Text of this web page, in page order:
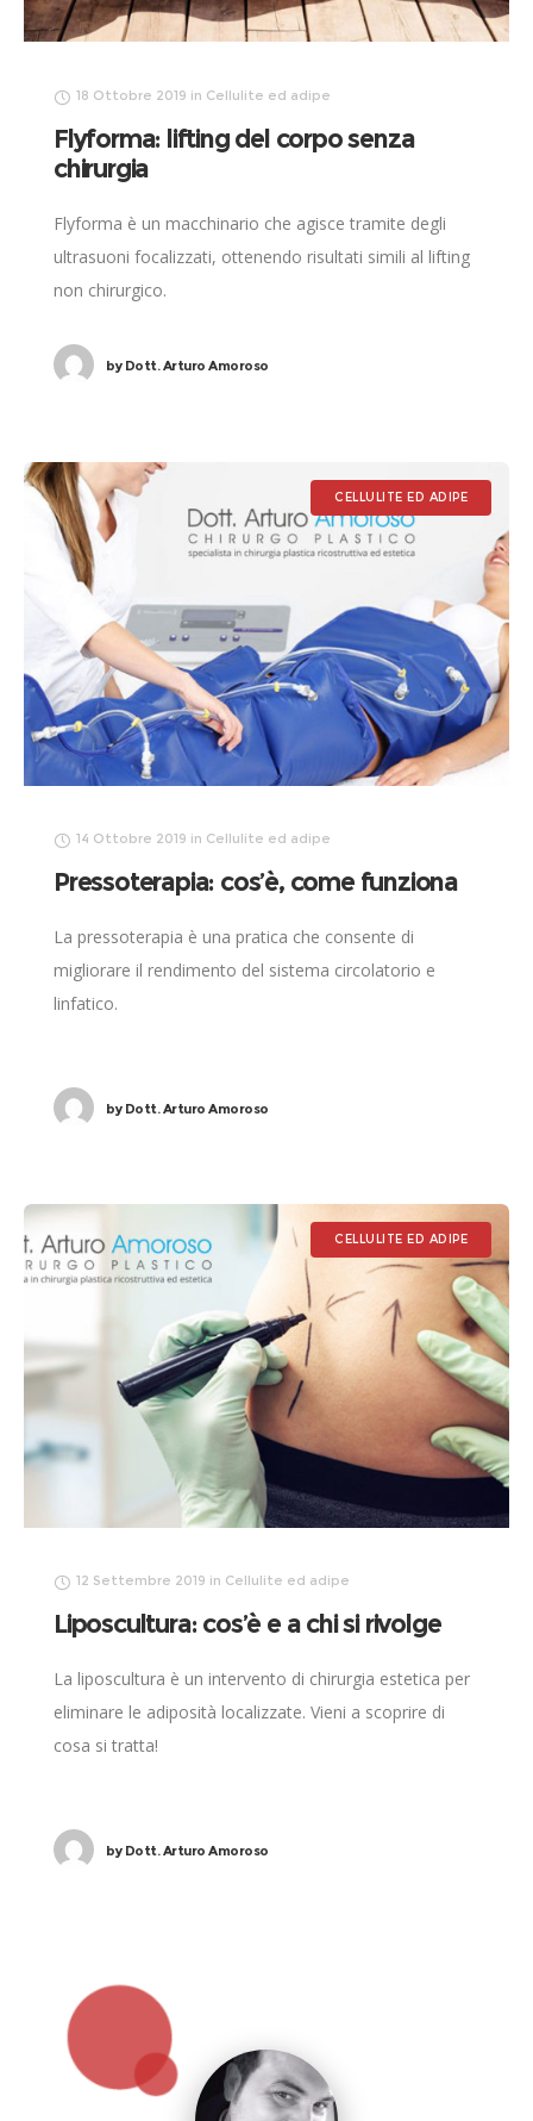
18 Ottobre 2019 in Cellulite ed adipe
Flyforma: lifting del corpo senza
chirurgia
Flyforma è un macchinario che agisce tramite degli
ultrasuoni focalizzati, ottenendo risultati simili al lifting
non chirurgico.
byDott. Arturo Amoroso
CELLULITE ED ADIPE
14 Ottobre 2019 in Cellulite ed adipe
Pressoterapia: cos’è, come funziona
La pressoterapia è una pratica che consente di
migliorare il rendimento del sistema circolatorio e
linfatico.
byDott. Arturo Amoroso
CELLULITE ED ADIPE
12 Settembre 2019 in Cellulite ed adipe
Liposcultura: cos’è e a chi si rivolge
La liposcultura è un intervento di chirurgia estetica per
eliminare le adiposità localizzate. Vieni a scoprire di
cosa si tratta!
byDott. Arturo Amoroso